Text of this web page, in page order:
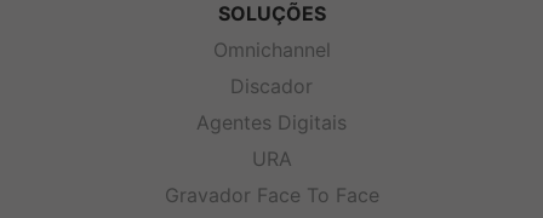
SOLUÇÕES
Omnichannel
Discador
Agentes Digitais
URA
Gravador Face To Face